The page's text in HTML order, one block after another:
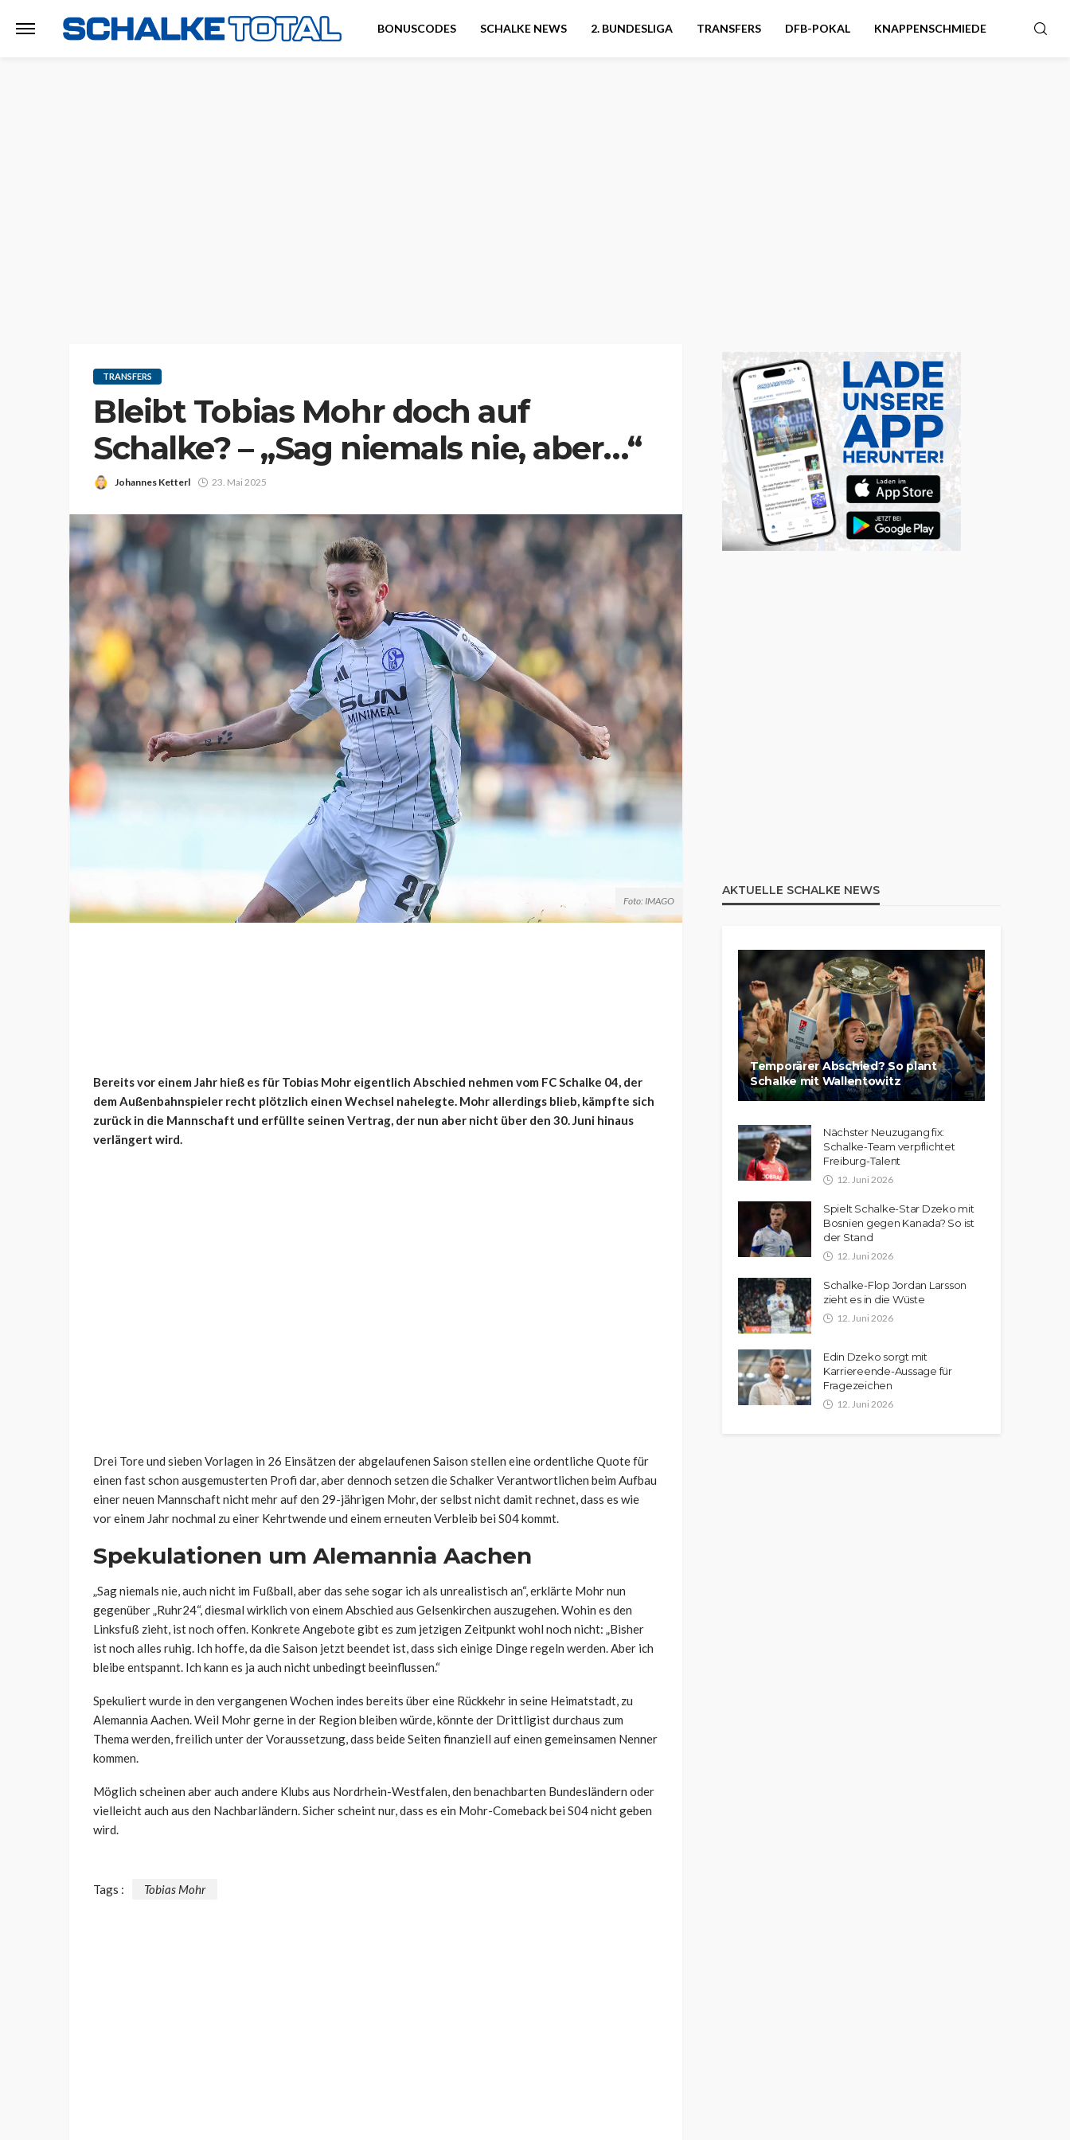
BONUSCODES SCHALKE NEWS 2. BUNDESLIGA TRANSFERS DFB-POKAL KNAPPENSCHMIEDE
TRANSFERS
Bleibt Tobias Mohr doch auf
Schalke? – „Sag niemals nie, aber…“
Johannes Ketterl 23. Mai 2025
Foto: IMAGO
Bereits vor einem Jahr hieß es für Tobias Mohr eigentlich Abschied nehmen vom FC Schalke 04, der
dem Außenbahnspieler recht plötzlich einen Wechsel nahelegte. Mohr allerdings blieb, kämpfte sich
zurück in die Mannschaft und erfüllte seinen Vertrag, der nun aber nicht über den 30. Juni hinaus
verlängert wird.
Drei Tore und sieben Vorlagen in 26 Einsätzen der abgelaufenen Saison stellen eine ordentliche Quote für
einen fast schon ausgemusterten Profi dar, aber dennoch setzen die Schalker Verantwortlichen beim Aufbau
einer neuen Mannschaft nicht mehr auf den 29-jährigen Mohr, der selbst nicht damit rechnet, dass es wie
vor einem Jahr nochmal zu einer Kehrtwende und einem erneuten Verbleib bei S04 kommt.
Spekulationen um Alemannia Aachen
„Sag niemals nie, auch nicht im Fußball, aber das sehe sogar ich als unrealistisch an“, erklärte Mohr nun
gegenüber „Ruhr24“, diesmal wirklich von einem Abschied aus Gelsenkirchen auszugehen. Wohin es den
Linksfuß zieht, ist noch offen. Konkrete Angebote gibt es zum jetzigen Zeitpunkt wohl noch nicht: „Bisher
ist noch alles ruhig. Ich hoffe, da die Saison jetzt beendet ist, dass sich einige Dinge regeln werden. Aber ich
bleibe entspannt. Ich kann es ja auch nicht unbedingt beeinflussen.“
Spekuliert wurde in den vergangenen Wochen indes bereits über eine Rückkehr in seine Heimatstadt, zu
Alemannia Aachen. Weil Mohr gerne in der Region bleiben würde, könnte der Drittligist durchaus zum
Thema werden, freilich unter der Voraussetzung, dass beide Seiten finanziell auf einen gemeinsamen Nenner
kommen.
Möglich scheinen aber auch andere Klubs aus Nordrhein-Westfalen, den benachbarten Bundesländern oder
vielleicht auch aus den Nachbarländern. Sicher scheint nur, dass es ein Mohr-Comeback bei S04 nicht geben
wird.
Tags : Tobias Mohr
AKTUELLE SCHALKE NEWS
Temporärer Abschied? So plant
Schalke mit Wallentowitz
Nächster Neuzugang fix:
Schalke-Team verpflichtet
Freiburg-Talent
12. Juni 2026
Spielt Schalke-Star Dzeko mit
Bosnien gegen Kanada? So ist
der Stand
12. Juni 2026
Schalke-Flop Jordan Larsson
zieht es in die Wüste
12. Juni 2026
Edin Dzeko sorgt mit
Karriereende-Aussage für
Fragezeichen
12. Juni 2026